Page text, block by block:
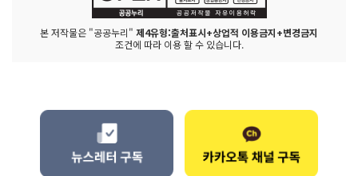
본 저작물은 "공공누리" 제4유형:출처표시+상업적 이용금지+변경금지
조건에 따라 이용 할 수 있습니다.